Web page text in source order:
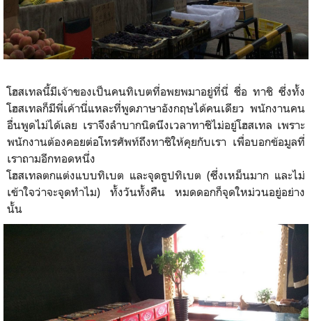
โฮสเทลนี้มีเจ้าของเป็นคนทิเบตที่อพยพมาอยู่ที่นี่ ชื่อ ทาชิ ซึ่งทั้ง
โฮสเทลก็มีพี่เค้านี่แหละที่พูดภาษาอังกฤษได้คนเดียว พนักงานคน
อื่นพูดไม่ได้เลย เราจึงลำบากนิดนึงเวลาทาชิไม่อยู่โฮสเทล เพราะ
พนักงานต้องคอยต่อโทรศัพท์ถึงทาชิให้คุยกับเรา เพื่อบอกข้อมูลที่
เราถามอีกทอดหนึ่ง
โฮสเทลตกแต่งแบบทิเบต และจุดธูปทิเบต (ซึ่งเหม็นมาก และไม่
เข้าใจว่าจะจุดทำไม) ทั้งวันทั้งคืน หมดดอกก็จุดใหม่วนอยู่อย่าง
นั้น